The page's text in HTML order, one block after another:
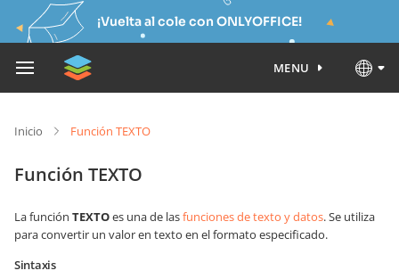
¡Vuelta al cole con ONLYOFFICE!
MENU
Inicio Función TEXTO
Función TEXTO
La función TEXTOes una de lasfunciones de texto y datos. Se utiliza
para convertir un valor en texto en el formato especificado.
Sintaxis